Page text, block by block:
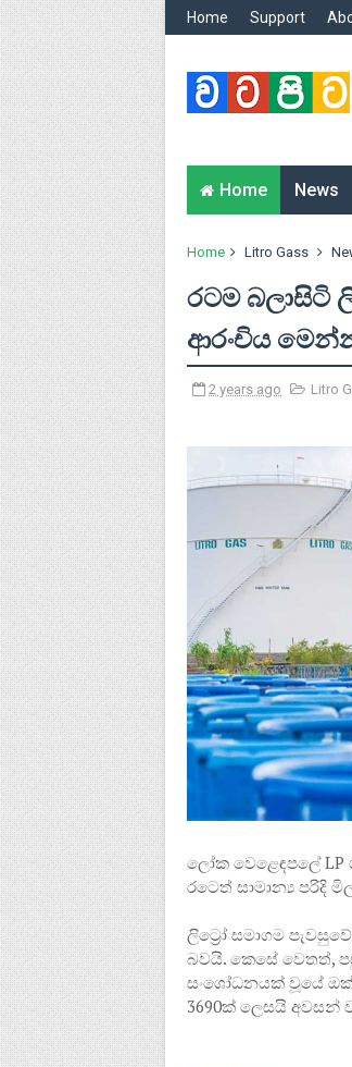
Home Support
Home News
Home Litro Gass
රටම බලාසිටි
ආරංචිය
2 years ago Litro
ලෝක වෙළෙඳපලේ LP
රටෙත් සාමාන්‍ය පරිදි
ලිට්‍රෝ සමාගම
බවයි. කෙසේ වෙතත්,
සංශෝධනයක් වූයේ
3690ක් ලෙසයි අවසන්